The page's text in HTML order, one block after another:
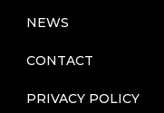
NEWS
CONTACT
PRIVACY POLICY